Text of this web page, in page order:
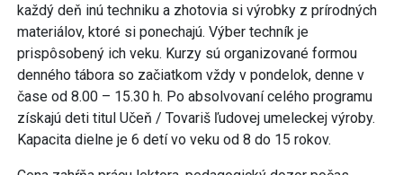
každý deň inú techniku a zhotovia si výrobky z prírodných
materiálov, ktoré si ponechajú. Výber techník je
prispôsobený ich veku. Kurzy sú organizované formou
denného tábora so začiatkom vždy v pondelok, denne v
čase od 8.00 – 15.30 h. Po absolvovaní celého programu
získajú deti titul Učeň / Tovariš ľudovej umeleckej výroby.
Kapacita dielne je 6 detí vo veku od 8 do 15 rokov.